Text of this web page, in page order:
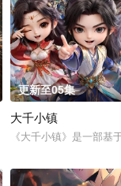
太极壁垒相隔，域外
更新至05集
大千小镇
《大千小镇》是一部